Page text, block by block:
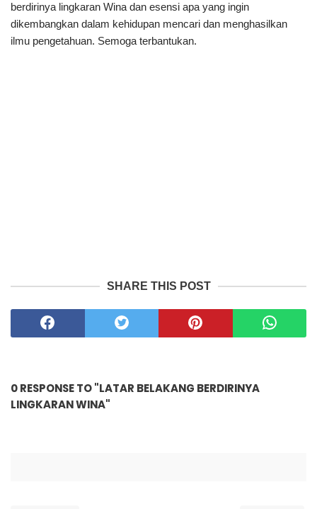
berdirinya lingkaran Wina dan esensi apa yang ingin
dikembangkan dalam kehidupan mencari dan menghasilkan
ilmu pengetahuan. Semoga terbantukan.
SHARE THIS POST
0 RESPONSE TO "LATAR BELAKANG BERDIRINYA
LINGKARAN WINA"